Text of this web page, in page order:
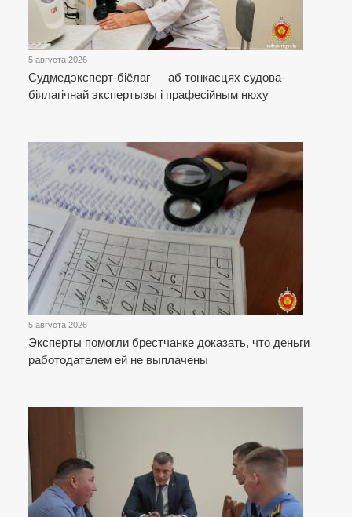
5 августа 2026
Cудмедэксперт-біёлаг — аб тонкасцях судова-
біялагічнай экспертызы і прафесійным нюху
5 августа 2026
Эксперты помогли брестчанке доказать, что деньги
работодателем ей не выплачены